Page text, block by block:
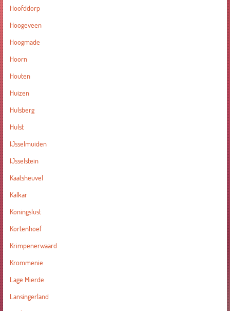
Hoofddorp
Hoogeveen
Hoogmade
Hoorn
Houten
Huizen
Hulsberg
Hulst
IJsselmuiden
IJsselstein
Kaatsheuvel
Kalkar
Koningslust
Kortenhoef
Krimpenerwaard
Krommenie
Lage Mierde
Lansingerland